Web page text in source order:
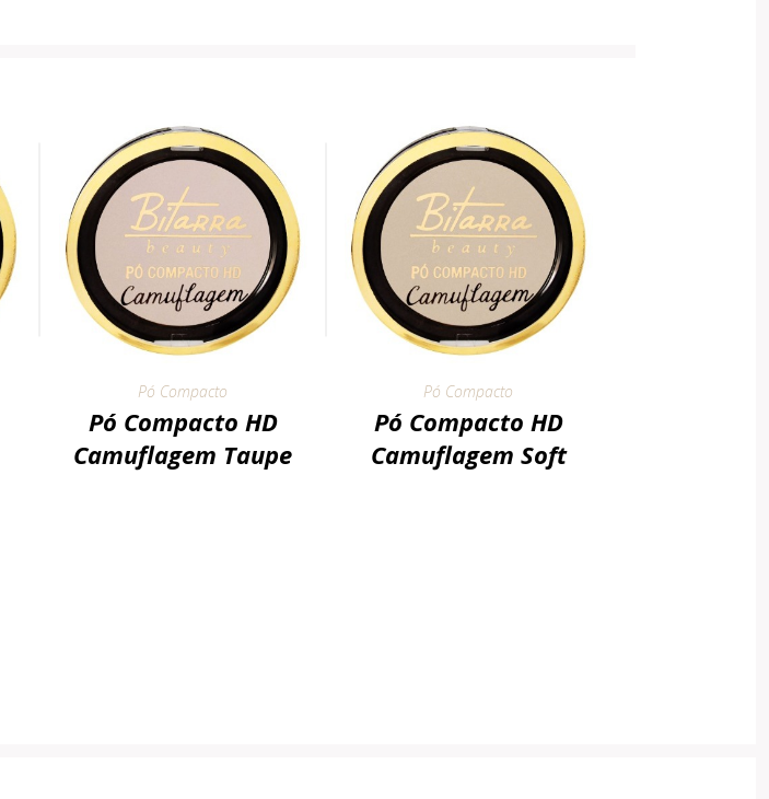
Pó Compacto
Pó Compacto HD
Camuflagem Taupe
Pó Compacto
Pó Compacto HD
Camuflagem Soft